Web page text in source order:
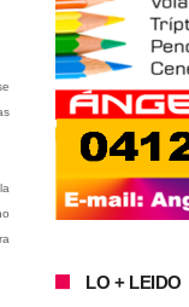
LO + LEIDO